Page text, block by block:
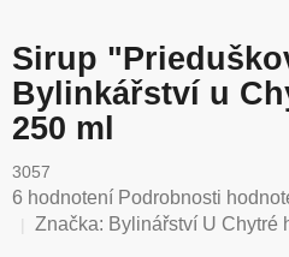
Sirup
Bylinkářství u
250 ml
3057
Priemerné
hodnotenie
6 hodnotení Podrobnosti
Značka: Bylinářství U Chytré